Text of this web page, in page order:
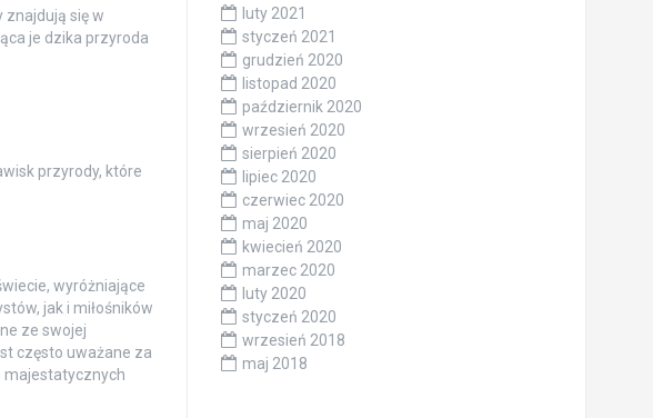
znajdują się w
je dzika przyroda
przyrody, które
wyróżniające
jak i miłośników
ze swojej
często uważane za
majestatycznych
luty 2021
styczeń 2021
grudzień 2020
listopad 2020
październik 2020
wrzesień 2020
sierpień 2020
lipiec 2020
czerwiec 2020
maj 2020
kwiecień 2020
marzec 2020
luty 2020
styczeń 2020
wrzesień 2018
maj 2018